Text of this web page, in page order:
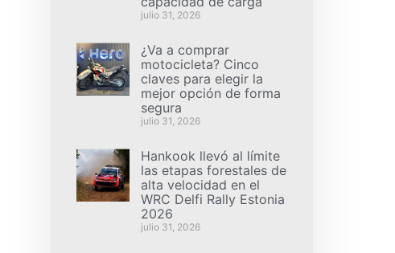
julio 31, 2026
¿Va a comprar
motocicleta? Cinco
claves para elegir la
mejor opción de forma
segura
julio 31, 2026
Hankook llevó al límite
las etapas forestales de
alta velocidad en el
WRC Delfi Rally Estonia
2026
julio 31, 2026